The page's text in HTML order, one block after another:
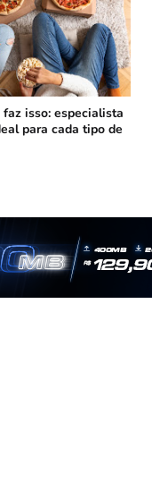
isso: especialista
para cada tipo de